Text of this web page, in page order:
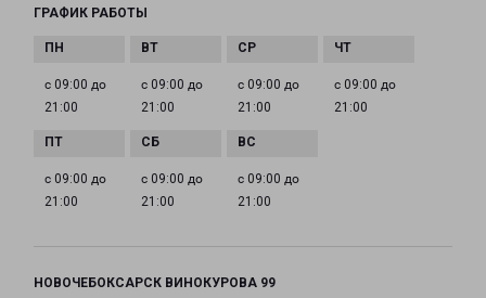
ГРАФИК РАБОТЫ
с 09:00 до
21:00
с 09:00 до
21:00
с 09:00 до
21:00
с 09:00 до
21:00
с 09:00 до
21:00
с 09:00 до
21:00
с 09:00 до
21:00
НОВОЧЕБОКСАРСК ВИНОКУРОВА 99